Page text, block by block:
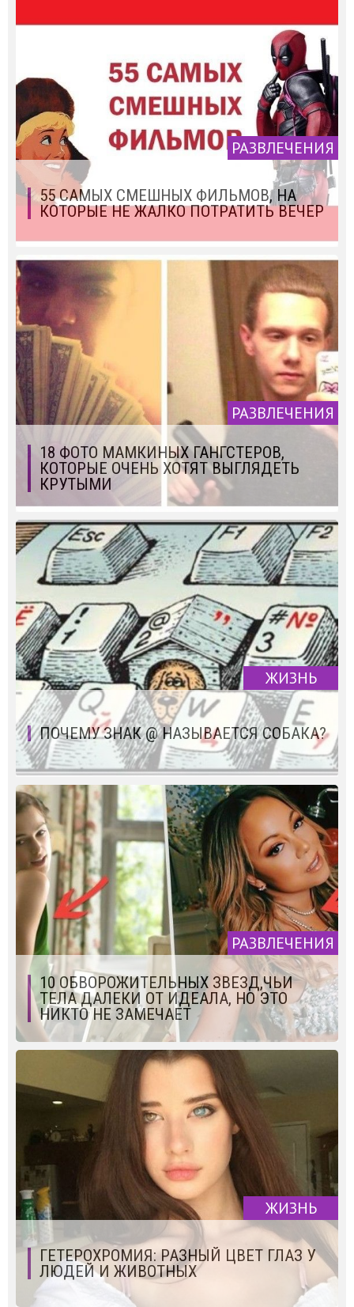
РАЗВЛЕЧЕНИЯ
55 САМЫХ СМЕШНЫХ ФИЛЬМОВ, НА
КОТОРЫЕ НЕ ЖАЛКО ПОТРАТИТЬ ВЕЧЕР
РАЗВЛЕЧЕНИЯ
18 ФОТО МАМКИНЫХ ГАНГСТЕРОВ,
КОТОРЫЕ ОЧЕНЬ ХОТЯТ ВЫГЛЯДЕТЬ
КРУТЫМИ
ЖИЗНЬ
ПОЧЕМУ ЗНАК @ НАЗЫВАЕТСЯ СОБАКА?
РАЗВЛЕЧЕНИЯ
10 ОБВОРОЖИТЕЛЬНЫХ ЗВЕЗД,ЧЬИ
ТЕЛА ДАЛЕКИ ОТ ИДЕАЛА, НО ЭТО
НИКТО НЕ ЗАМЕЧАЕТ
ЖИЗНЬ
ГЕТЕРОХРОМИЯ: РАЗНЫЙ ЦВЕТ ГЛАЗ У
ЛЮДЕЙ И ЖИВОТНЫХ